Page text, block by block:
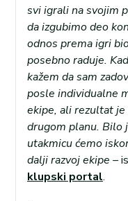
svi igrali na svojim
da izgubimo deo
odnos prema igri
posebno raduje.
kažem da sam
posle individualne
ekipe, ali rezultat
drugom planu. Bilo
utakmicu ćemo
dalji razvoj ekipe –
klupski portal.